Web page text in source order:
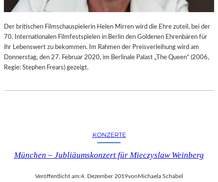
Der britischen Filmschauspielerin Helen Mirren wird die Ehre zuteil, bei der
70. Internationalen Filmfestspielen in Berlin den Goldenen Ehrenbären für
ihr Lebenswert zu bekommen. Im Rahmen der Preisverleihung wird am
Donnerstag, den 27. Februar 2020, im Berlinale Palast „The Queen“ (2006,
Regie: Stephen Frears) gezeigt.
KONZERTE
München – Jubliäumskonzert für Mieczyslaw Weinberg
Veröffentlicht am:4. Dezember 2019vonMichaela Schabel